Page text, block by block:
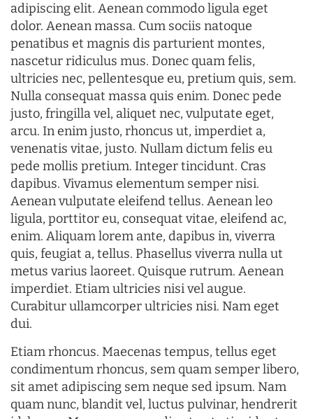
adipiscing elit. Aenean commodo ligula eget
dolor. Aenean massa. Cum sociis natoque
penatibus et magnis dis parturient montes,
nascetur ridiculus mus. Donec quam felis,
ultricies nec, pellentesque eu, pretium quis, sem.
Nulla consequat massa quis enim. Donec pede
justo, fringilla vel, aliquet nec, vulputate eget,
arcu. In enim justo, rhoncus ut, imperdiet a,
venenatis vitae, justo. Nullam dictum felis eu
pede mollis pretium. Integer tincidunt. Cras
dapibus. Vivamus elementum semper nisi.
Aenean vulputate eleifend tellus. Aenean leo
ligula, porttitor eu, consequat vitae, eleifend ac,
enim. Aliquam lorem ante, dapibus in, viverra
quis, feugiat a, tellus. Phasellus viverra nulla ut
metus varius laoreet. Quisque rutrum. Aenean
imperdiet. Etiam ultricies nisi vel augue.
Curabitur ullamcorper ultricies nisi. Nam eget
dui.
Etiam rhoncus. Maecenas tempus, tellus eget
condimentum rhoncus, sem quam semper libero,
sit amet adipiscing sem neque sed ipsum. Nam
quam nunc, blandit vel, luctus pulvinar, hendrerit